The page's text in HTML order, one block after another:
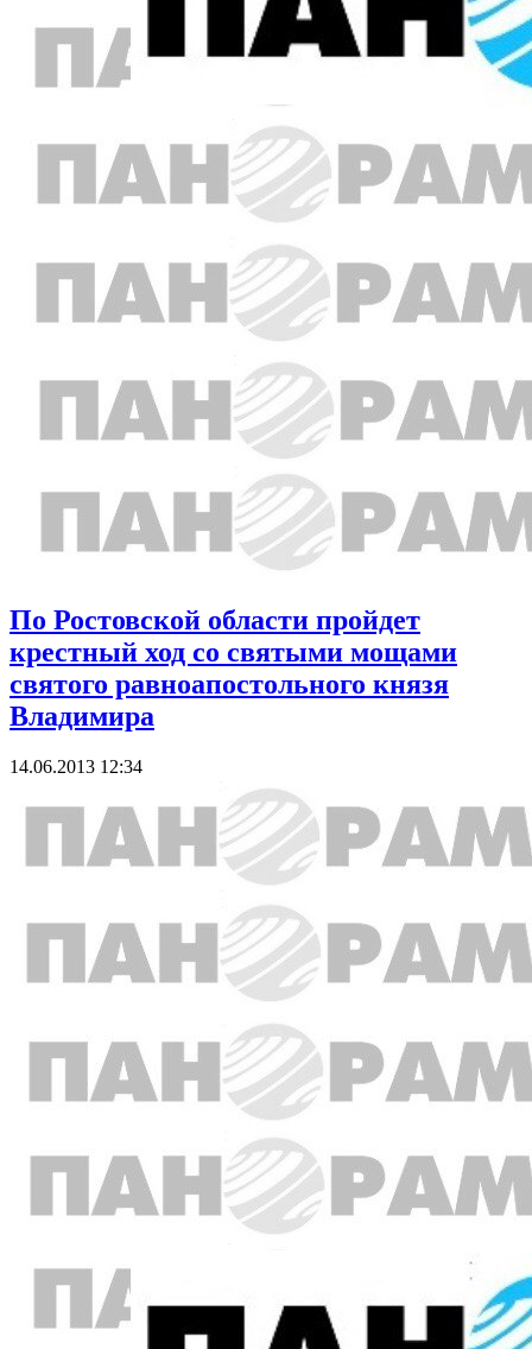
По Ростовской области пройдет
крестный ход со святыми мощами
святого равноапостольного князя
Владимира
14.06.2013 12:34